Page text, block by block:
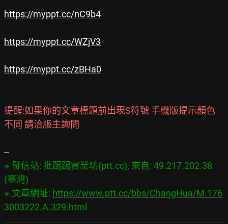
https://myppt.cc/nC9b4
https://myppt.cc/WZjV3
https://myppt.cc/zBHa0
提醒:如果你的文章標題前出現S符號 手機版提示顏色
不同 請洽版主詢問
※ 發信站: 批踢踢實業坊(ptt.cc), 來自: 49.217.202.38
(臺灣)
※ 文章網址: https://www.ptt.cc/bbs/ChangHua/M.176
3003222.A.329.html